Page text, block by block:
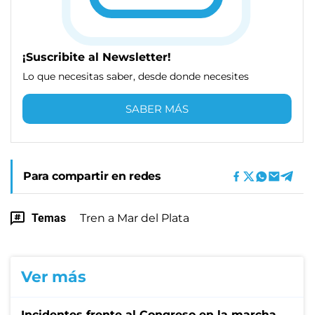
¡Suscribite al Newsletter!
Lo que necesitas saber, desde donde necesites
SABER MÁS
Para compartir en redes
Temas Tren a Mar del Plata
Ver más